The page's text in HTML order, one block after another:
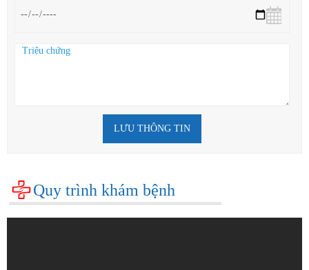
LƯU THÔNG TIN
Quy trình khám bệnh